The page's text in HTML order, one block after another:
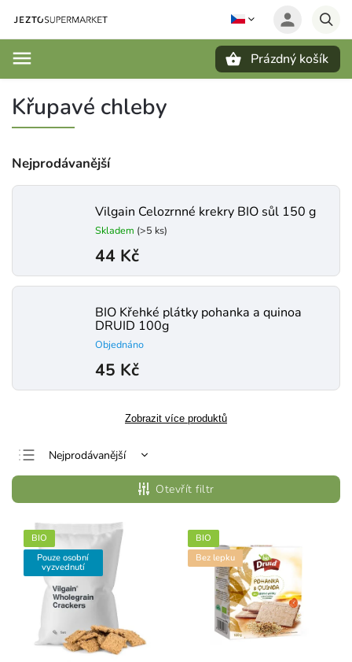
Prázdný košík
Křupavé chleby
Nejprodávanější
Vilgain Celozrnné krekry BIO sůl 150 g
Skladem (>5 ks)
44 Kč
BIO Křehké plátky pohanka a quinoa
DRUID 100g
Objednáno
45 Kč
Zobrazit více produktů
Nejprodávanější
Nejlevnější
Nejdražší
Abecedně
Otevřít filtr
BIO
Pouze osobní
vyzvednutí
BIO
Bez lepku